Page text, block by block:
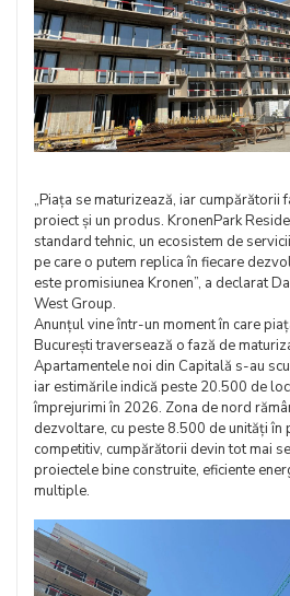
„Piața se maturizează, iar cumpărătorii
proiect și un produs. KronenPark
standard tehnic, un ecosistem de
pe care o putem replica în fiecare
este promisiunea Kronen”, a declarat
West Group.
Anunțul vine într-un moment în care
București traversează o fază de
Apartamentele noi din Capitală s-au
iar estimările indică peste 20.500 de
împrejurimi în 2026. Zona de nord
dezvoltare, cu peste 8.500 de unități în
competitiv, cumpărătorii devin tot mai
proiectele bine construite, eficiente
multiple.